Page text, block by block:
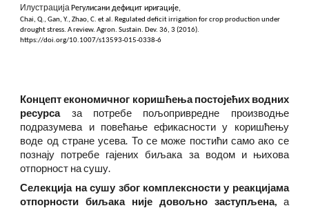
ИлустрацијаРегулисани дефицит иригације,
Chai, Q., Gan, Y., Zhao, C. et al. Regulated deficit irrigation for crop production under
drought stress. A review. Agron. Sustain. Dev. 36, 3 (2016).
https://doi.org/10.1007/s13593-015-0338-6
Концепт економичног коришћења постојећих водних
ресурса за потребе пољопривредне производње
подразумева и повећање ефикасности у коришћењу
воде од стране усева. То се може постићи само ако се
познају потребе гајених биљака за водом и њихова
отпорност на сушу.
Селекција на сушу због комплексности у реакцијама
отпорности биљака није довољно заступљена,а